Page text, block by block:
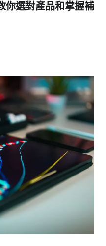
你選對產品和掌握補